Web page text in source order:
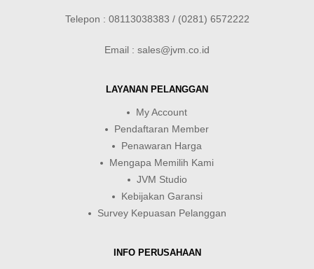
Telepon : 08113038383 / (0281) 6572222
Email : sales@jvm.co.id
LAYANAN PELANGGAN
My Account
Pendaftaran Member
Penawaran Harga
Mengapa Memilih Kami
JVM Studio
Kebijakan Garansi
Survey Kepuasan Pelanggan
INFO PERUSAHAAN